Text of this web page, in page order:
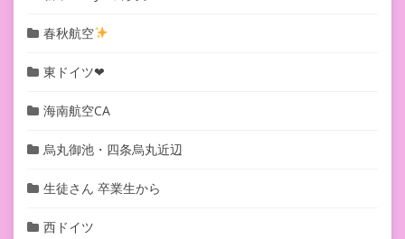
春秋航空
東ドイツ❤︎
海南航空CA
烏丸御池・四条烏丸近辺
生徒さん 卒業生から
西ドイツ